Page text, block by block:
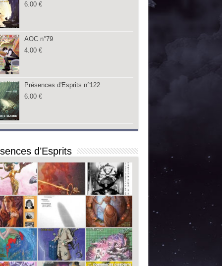
6.00 €
AOC n°79
4.00 €
Présences d'Esprits n°122
6.00 €
d’Esprits